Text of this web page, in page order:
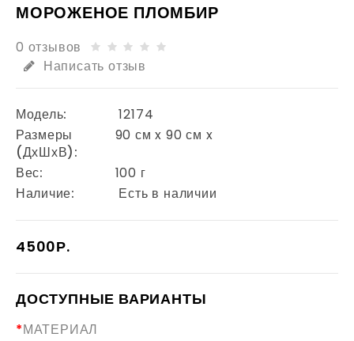
МОРОЖЕНОЕ ПЛОМБИР
0 отзывов
Написать отзыв
Модель:
12174
Размеры
(ДхШхВ):
90 см x 90 см x
Вес:
100 г
Наличие:
Есть в наличии
4500Р.
ДОСТУПНЫЕ ВАРИАНТЫ
МАТЕРИАЛ